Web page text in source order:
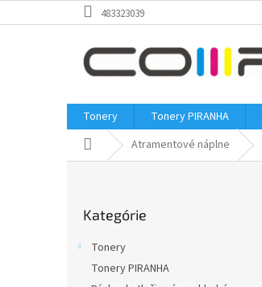
na
483323039
Tonery Tonery PIRANHA
DomovAtramentové náplne
kategórie
Kategórie
Tonery
Tonery PIRANHA